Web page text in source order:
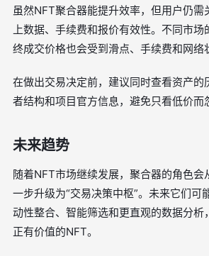
虽然NFT聚合器能提升效率，但用户仍需
上数据、手续费和报价有效性。不同市
终成交价格也会受到滑点、手续费和网络
在做出交易决定前，建议同时查看资产的
者结构和项目官方信息，避免只看低价而
未来趋势
随着NFT市场继续发展，聚合器的角色会
一步升级为“交易决策中枢”。未来它们可
动性整合、智能筛选和更直观的数据分析
正有价值的NFT。